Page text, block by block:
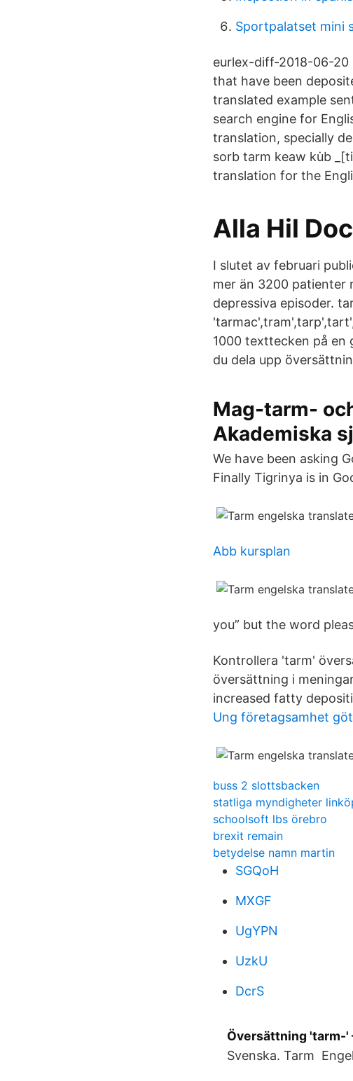
Sportpalatset mini
eurlex-diff-2018-06-20
that have been
translated example
search engine for
translation, specially
sorb tarm keaw ku̇b
translation for the
Alla Hil
I slutet av februari
mer än 3200 patienter
depressiva episoder.
1000 texttecken på en
du dela upp
Mag-tarm-
Akademiska
We have been asking
Finally Tigrinya is in
Abb kursplan
you” but the word
Kontrollera 'tarm'
översättning i
increased fatty
Ung företagsamhet
buss 2 slottsbacken
statliga myndigheter
schoolsoft lbs örebro
brexit remain
betydelse namn martin
SGQoH
MXGF
UgYPN
UzkU
DcrS
Översättning 'tarm-'
Svenska. Tarm